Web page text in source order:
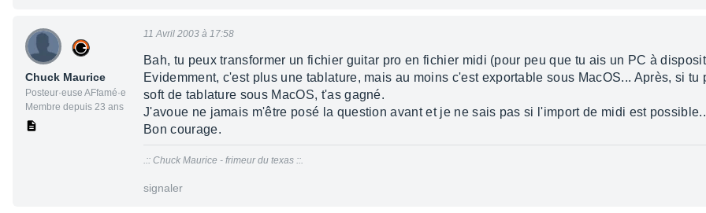
Chuck Maurice
Posteur·euse AFfamé·e
Membre depuis 23 ans
11 Avril 2003 à 17:58
Bah, tu peux transformer un fichier guitar pro en fichier midi (pour peu que tu ais un PC à
Evidemment, c'est plus une tablature, mais au moins c'est exportable sous MacOS... Après, si
soft de tablature sous MacOS, t'as gagné.
J'avoue ne jamais m'être posé la question avant et je ne sais pas si l'import de midi est
Bon courage.
.:: Chuck Maurice - frimeur du texas ::.
signaler